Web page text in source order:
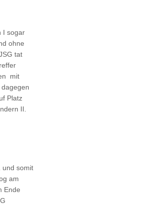
I sogar
ohne
tat
mit
Platz
II.
und somit
am
Ende